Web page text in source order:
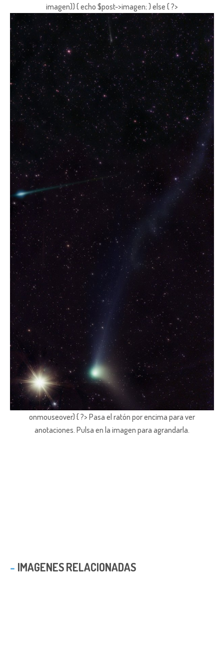
imagen)) { echo $post->imagen; } else { ?>
onmouseover) { ?> Pasa el ratón por encima para ver
anotaciones. Pulsa en la imagen para agrandarla.
IMAGENES RELACIONADAS